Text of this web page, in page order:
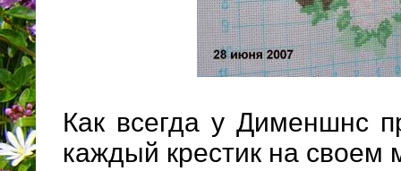
Как всегда у Дименшнс
каждый крестик на своем